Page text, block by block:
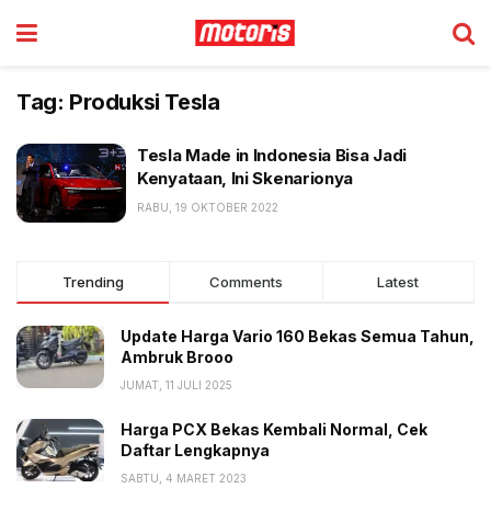
Tag: Produksi Tesla
Tesla Made in Indonesia Bisa Jadi
Kenyataan, Ini Skenarionya
RABU, 19 OKTOBER 2022
Trending Comments Latest
Update Harga Vario 160 Bekas Semua Tahun,
Ambruk Brooo
JUMAT, 11 JULI 2025
Harga PCX Bekas Kembali Normal, Cek
Daftar Lengkapnya
SABTU, 4 MARET 2023